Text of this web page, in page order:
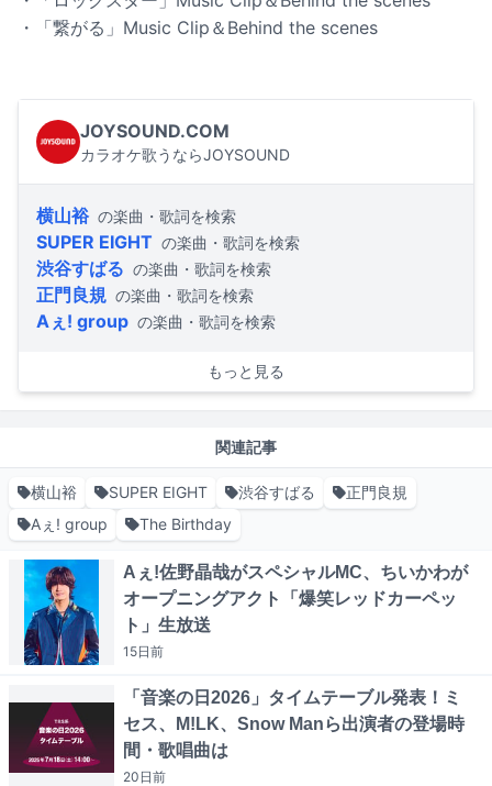
・「繋がる」Music Clip＆Behind the scenes
JOYSOUND.COM
カラオケ歌うならJOYSOUND
横山裕 の楽曲・歌詞を検索
SUPER EIGHT の楽曲・歌詞を検索
渋谷すばる の楽曲・歌詞を検索
正門良規 の楽曲・歌詞を検索
Aぇ! group の楽曲・歌詞を検索
もっと見る
関連記事
横山裕 SUPER EIGHT 渋谷すばる
正門良規
Aぇ! group
The Birthday
Aぇ!佐野晶哉がスペシャルMC、ちいかわが
オープニングアクト「爆笑レッドカーペッ
ト」生放送
15日前
「音楽の日2026」タイムテーブル発表！ミ
セス、M!LK、Snow Manら出演者の登場時
間・歌唱曲は
20日前